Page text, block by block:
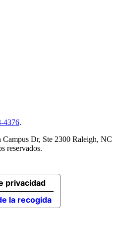
4376.
Dr, Ste 2300 Raleigh, NC
reservados.
la recogida
privacidad